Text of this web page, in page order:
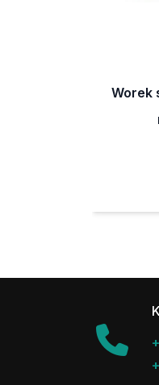
Worek